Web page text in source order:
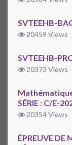
SVTEEHB-
20459 Views
SVTEEHB-
20373 Views
SÉRIE : C/E-
20354 Views
ÉPREUVE DE